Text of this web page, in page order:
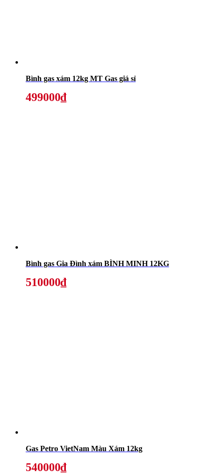
Bình gas xám 12kg MT Gas giá sỉ
499000₫
Bình gas Gia Đình xám BÌNH MINH 12KG
510000₫
Gas Petro VietNam Màu Xám 12kg
540000₫